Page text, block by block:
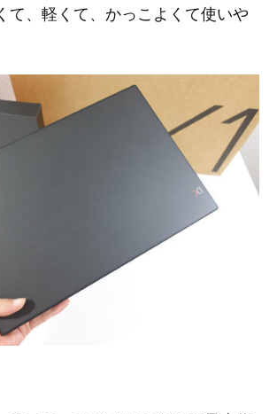
て、軽くて、かっこよくて使いや